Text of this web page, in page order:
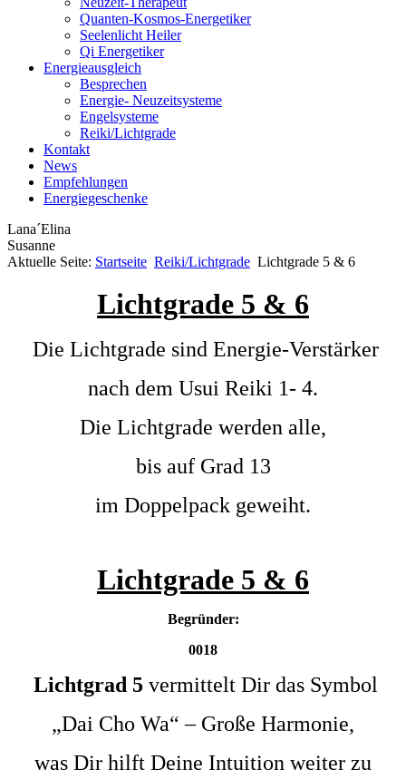
Quanten-Kosmos-Energetiker
Seelenlicht Heiler
Qi Energetiker
Energieausgleich
Besprechen
Energie- Neuzeitsysteme
Engelsysteme
Reiki/Lichtgrade
Kontakt
News
Empfehlungen
Energiegeschenke
Lana´Elina
Susanne
Aktuelle Seite: Startseite Reiki/Lichtgrade Lichtgrade 5 & 6
Lichtgrade 5 & 6
Die Lichtgrade sind Energie-Verstärker
nach dem Usui Reiki 1- 4.
Die Lichtgrade werden alle,
bis auf Grad 13
im Doppelpack geweiht.
Lichtgrade 5 & 6
Begründer:
0018
Lichtgrad 5 vermittelt Dir das Symbol
„Dai Cho Wa“ – Große Harmonie,
was Dir hilft Deine Intuition weiter zu